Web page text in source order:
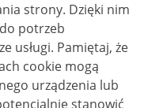
Dzięki nim
potrzeb
że
cookie mogą
urządzenia lub
stanowić